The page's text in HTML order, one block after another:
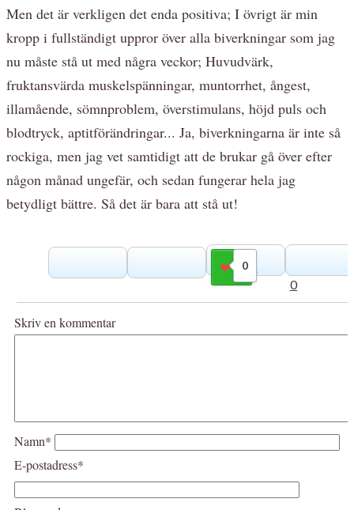
Men det är verkligen det enda positiva; I övrigt är min
kropp i fullständigt uppror över alla biverkningar som jag
nu måste stå ut med några veckor; Huvudvärk,
fruktansvärda muskelspänningar, muntorrhet, ångest,
illamående, sömnproblem, överstimulans, höjd puls och
blodtryck, aptitförändringar... Ja, biverkningarna är inte så
rockiga, men jag vet samtidigt att de brukar gå över efter
någon månad ungefär, och sedan fungerar hela jag
betydligt bättre. Så det är bara att stå ut!
0
Gilla
0
Skriv en kommentar
Namn*
E-postadress*